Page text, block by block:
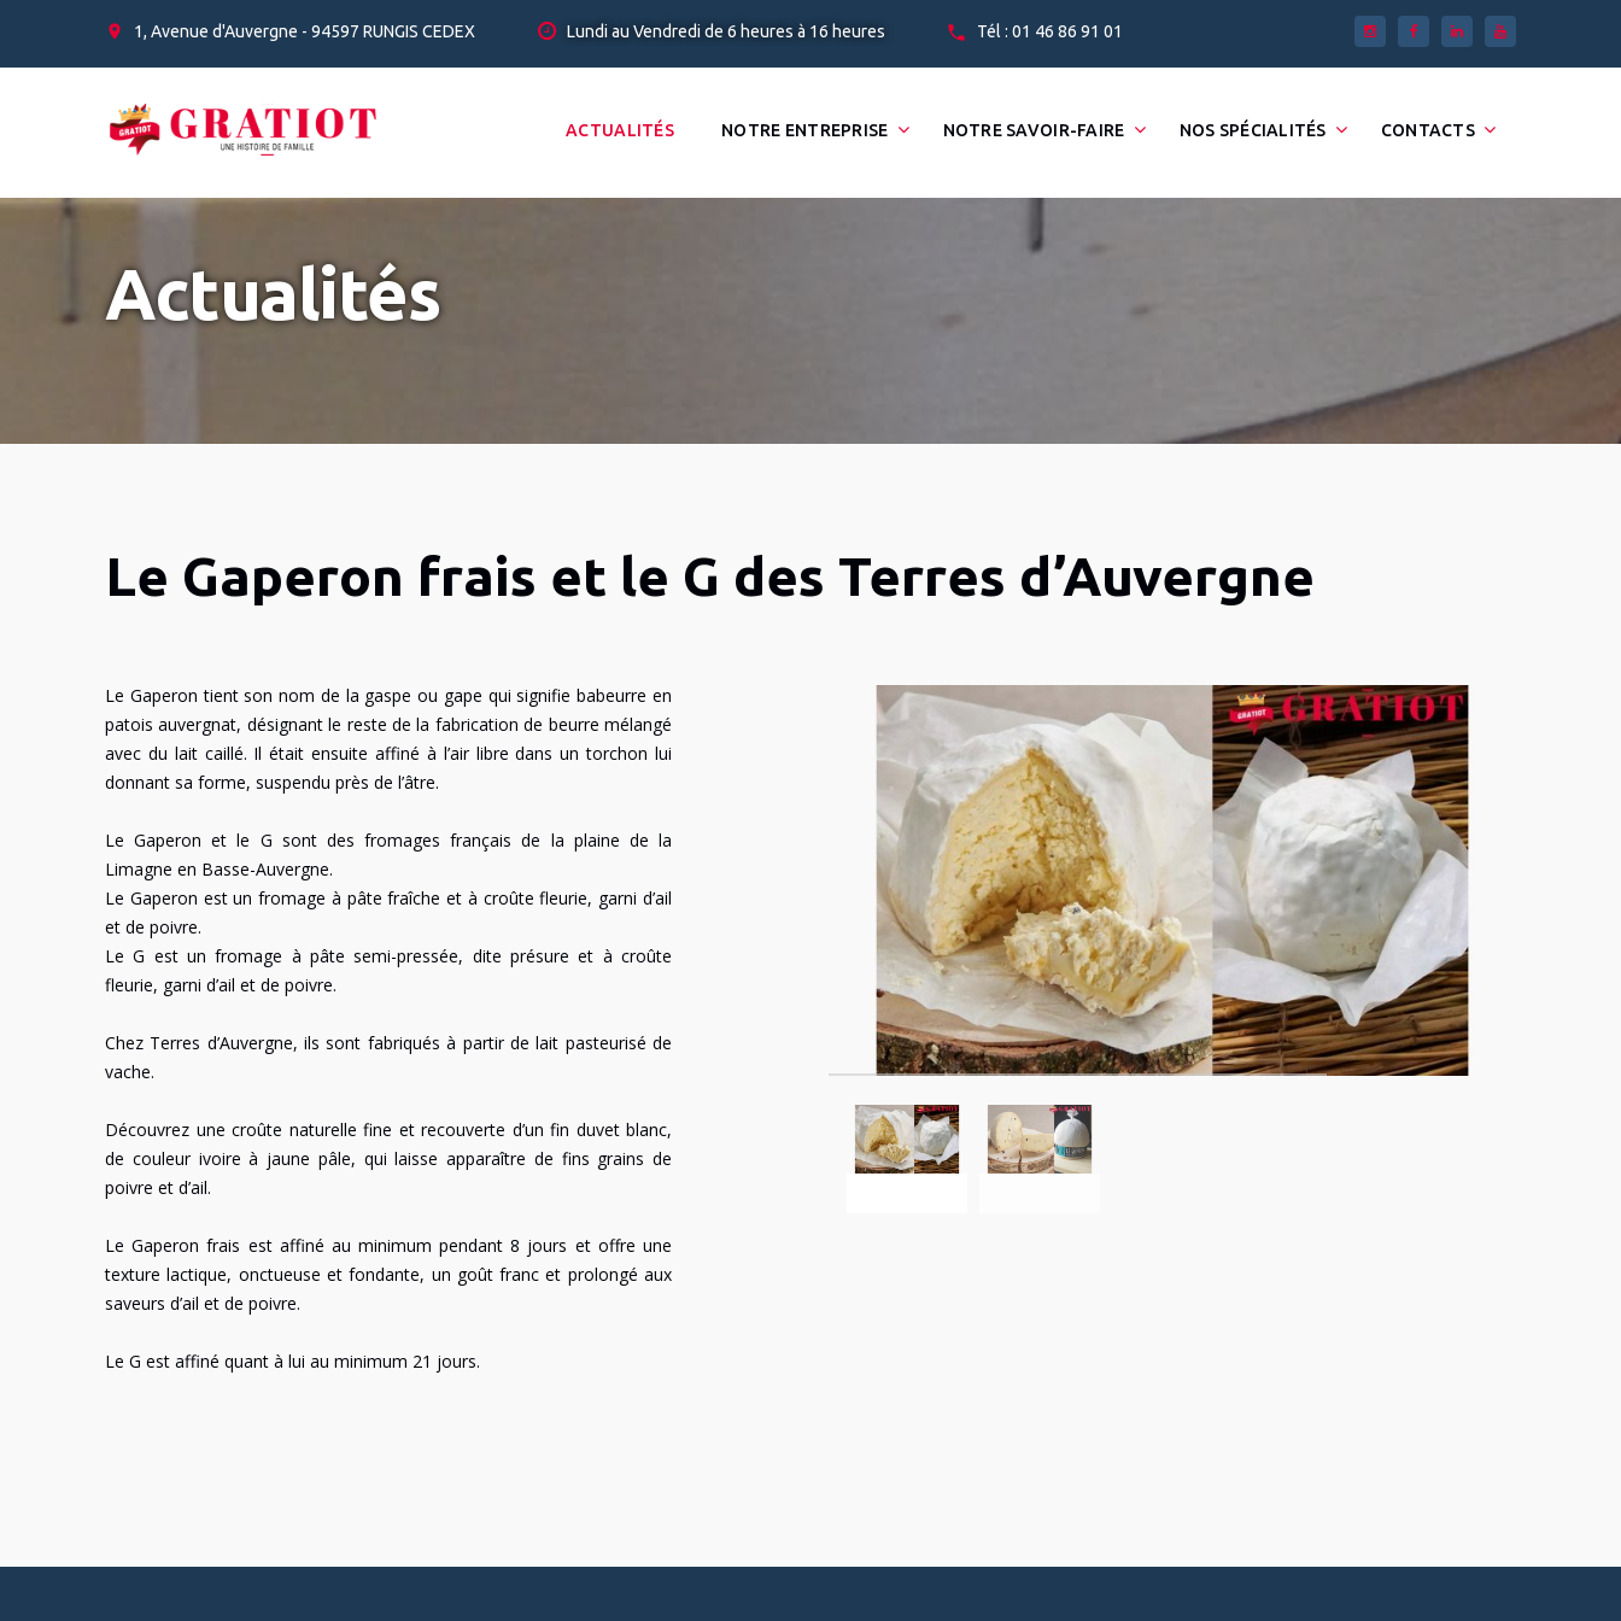
1, Avenue d'Auvergne - 94597 RUNGIS CEDEX Lundi au Vendredi de 6 heures à 16 heures Tél : 01 46 86 91 01
ACTUALITÉS NOTRE ENTREPRISE NOTRE SAVOIR-FAIRE NOS SPÉCIALITÉS CONTACTS
Actualités
Le Gaperon frais et le G des Terres d’Auvergne
Le Gaperon tient son nom de la gaspe ou gape qui signifie babeurre en
patois auvergnat, désignant le reste de la fabrication de beurre mélangé
avec du lait caillé. Il était ensuite affiné à l’air libre dans un torchon lui
donnant sa forme, suspendu près de l’âtre.
Le Gaperon et le G sont des fromages français de la plaine de la
Limagne en Basse-Auvergne.
Le Gaperon est un fromage à pâte fraîche et à croûte fleurie, garni d’ail
et de poivre.
Le G est un fromage à pâte semi-pressée, dite présure et à croûte
fleurie, garni d’ail et de poivre.
Chez Terres d’Auvergne, ils sont fabriqués à partir de lait pasteurisé de
vache.
Découvrez une croûte naturelle fine et recouverte d’un fin duvet blanc,
de couleur ivoire à jaune pâle, qui laisse apparaître de fins grains de
poivre et d’ail.
Le Gaperon frais est affiné au minimum pendant 8 jours et offre une
texture lactique, onctueuse et fondante, un goût franc et prolongé aux
saveurs d’ail et de poivre.
Le G est affiné quant à lui au minimum 21 jours.